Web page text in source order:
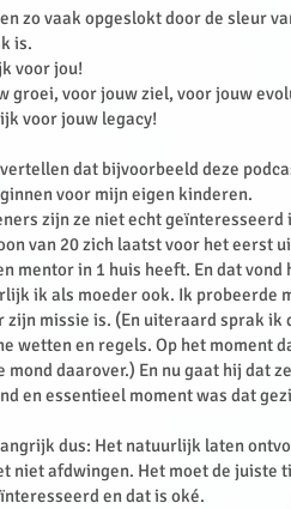
zo vaak opgeslokt door de sleur
is.
voor jou!
groei, voor jouw ziel, voor jouw
voor jouw legacy!
dat bijvoorbeeld deze
voor mijn eigen kinderen.
zijn ze niet echt
van 20 zich laatst voor het eerst
mentor in 1 huis heeft. En dat
ik als moeder ook. Ik probeerde
zijn missie is. (En uiteraard sprak
wetten en regels. Op het moment
mond daarover.) En nu gaat hij dat
en essentieel moment was dat
dus: Het natuurlijk laten
niet afdwingen. Het moet de juiste
en dat is oké.